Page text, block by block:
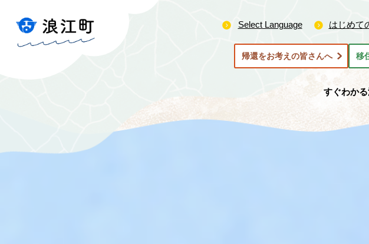
Select Language はじめて
帰還をお考えの皆さんへ 移
すぐわか